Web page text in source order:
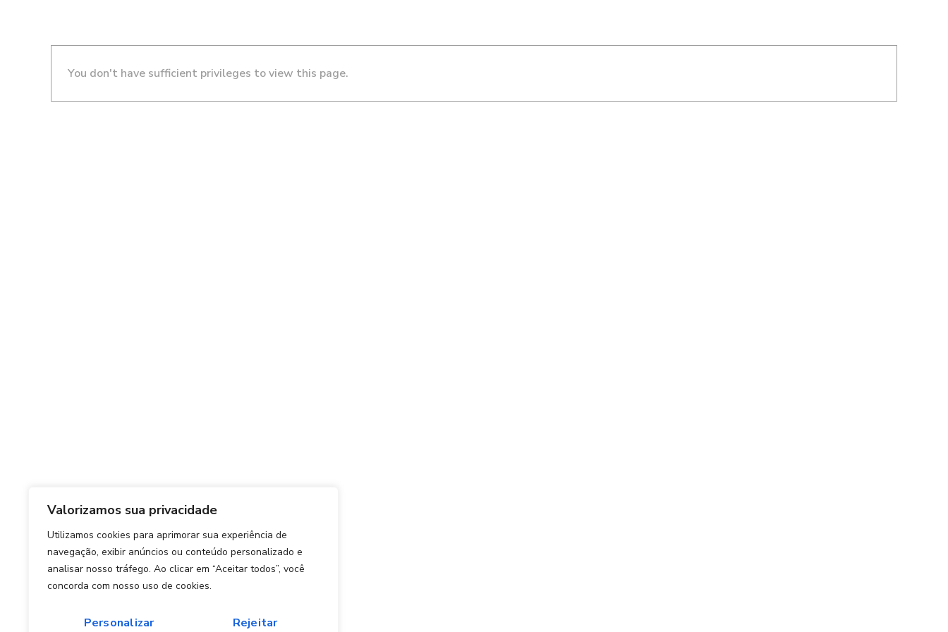
Valorizamos sua privacidade
Utilizamos cookies para aprimorar sua experiência de
navegação, exibir anúncios ou conteúdo personalizado e
analisar nosso tráfego. Ao clicar em “Aceitar todos”, você
concorda com nosso uso de cookies.
Personalizar Rejeitar
You don't have sufficient privileges to view this page.